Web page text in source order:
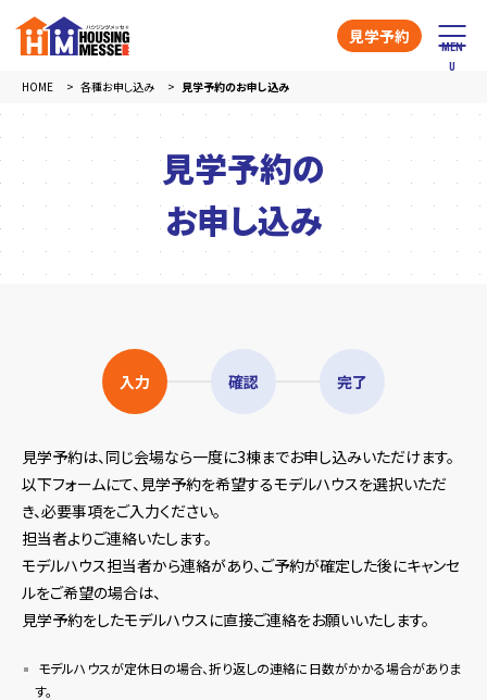
見学予約
HOME 各種お申し込み 見学予約のお申し込み
見学予約の
お申し込み
入力 確認 完了
見学予約は、同じ会場なら一度に3棟までお申し込みいただけます。
以下フォームにて、見学予約を希望するモデルハウスを選択いただ
き、必要事項をご入力ください。
担当者よりご連絡いたします。
モデルハウス担当者から連絡があり、ご予約が確定した後にキャンセ
ルをご希望の場合は、
見学予約をしたモデルハウスに直接ご連絡をお願いいたします。
モデルハウスが定休日の場合、折り返しの連絡に日数がかかる場合がありま
す。